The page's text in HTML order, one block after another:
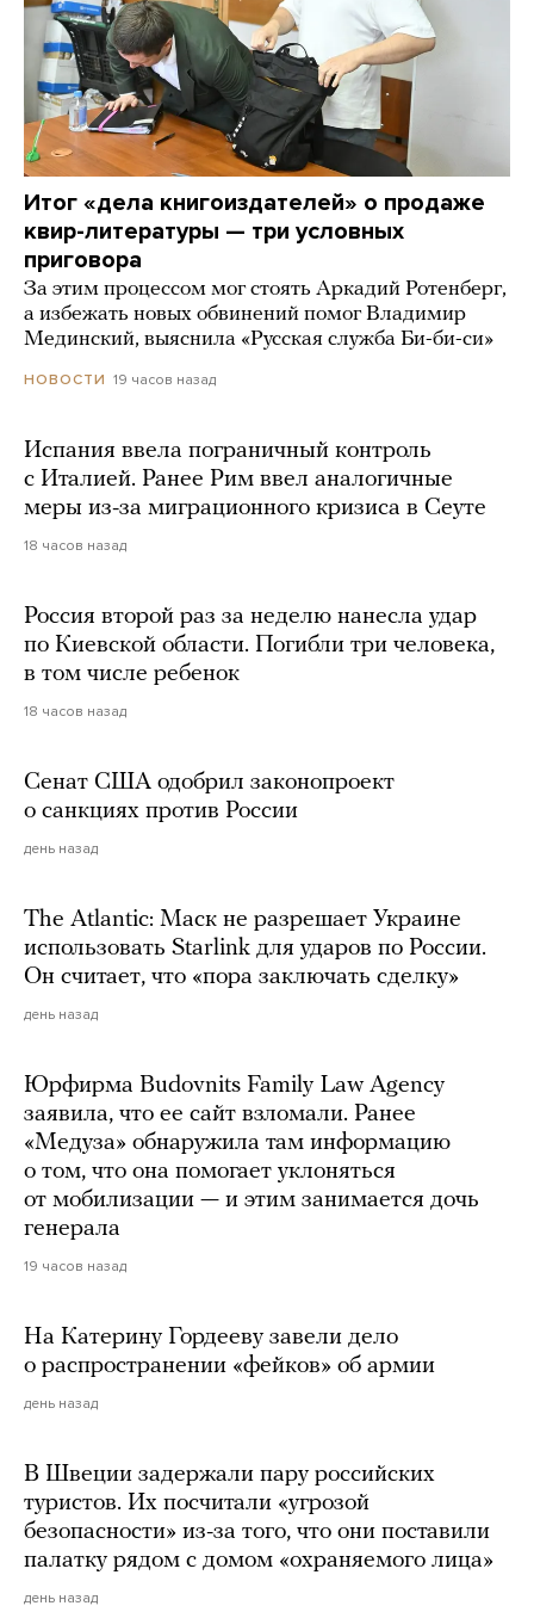
Итог «дела книгоиздателей» о продаже
квир-литературы — три условных
приговора
За этим процессом мог стоять Аркадий Ротенберг,
а избежать новых обвинений помог Владимир
Мединский, выяснила «Русская служба Би-би-си»
НОВОСТИ 19 часов назад
Испания ввела пограничный контроль
с Италией. Ранее Рим ввел аналогичные
меры из-за миграционного кризиса в Сеуте
18 часов назад
Россия второй раз за неделю нанесла удар
по Киевской области. Погибли три человека,
в том числе ребенок
18 часов назад
Сенат США одобрил законопроект
о санкциях против России
день назад
The Atlantic: Маск не разрешает Украине
использовать Starlink для ударов по России.
Он считает, что «пора заключать сделку»
день назад
Юрфирма Budovnits Family Law Agency
заявила, что ее сайт взломали. Ранее
«Медуза» обнаружила там информацию
о том, что она помогает уклоняться
от мобилизации — и этим занимается дочь
генерала
19 часов назад
На Катерину Гордееву завели дело
о распространении «фейков» об армии
день назад
В Швеции задержали пару российских
туристов. Их посчитали «угрозой
безопасности» из-за того, что они поставили
палатку рядом с домом «охраняемого лица»
день назад